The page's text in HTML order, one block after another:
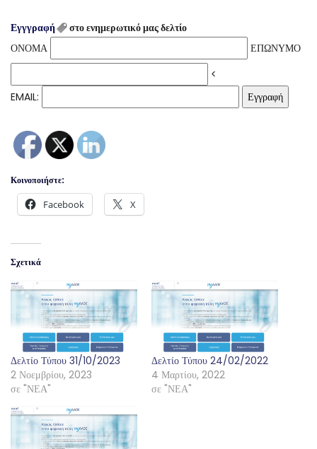
Εγγγραφή
στο ενημερωτικό μας δελτίο
ΟΝΟΜΑ
ΕΠΩΝΥΜΟ
<
EMAIL:
Κοινοποιήστε:
Facebook X
Σχετικά
Δελτίο Τύπου 31/10/2023
2 Νοεμβρίου, 2023
σε "ΝΕΑ"
Δελτίο Τύπου 24/02/2022
4 Μαρτίου, 2022
σε "ΝΕΑ"